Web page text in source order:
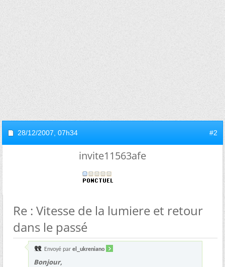
28/12/2007, 07h34 #2
invite11563afe
Re : Vitesse de la lumiere et retour
dans le passé
Envoyé par el_ukreniano
Bonjour,